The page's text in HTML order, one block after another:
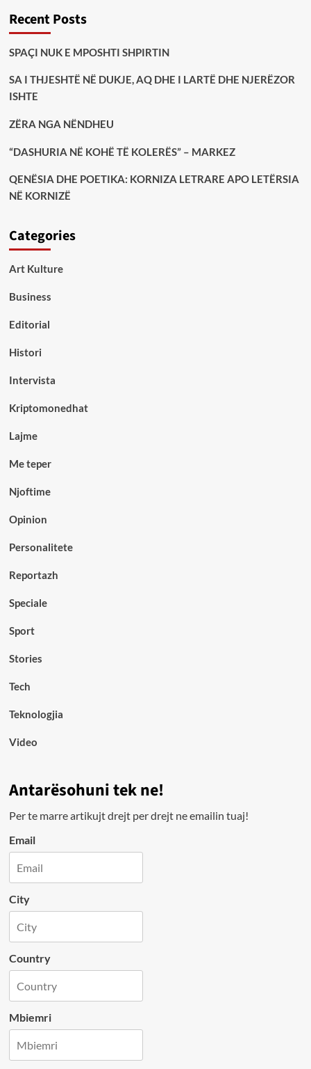
Recent Posts
SPAÇI NUK E MPOSHTI SHPIRTIN
SA I THJESHTË NË DUKJE, AQ DHE I LARTË DHE NJERËZOR
ISHTE
ZËRA NGA NËNDHEU
“DASHURIA NË KOHË TË KOLERËS” – MARKEZ
QENËSIA DHE POETIKA: KORNIZA LETRARE APO LETËRSIA
NË KORNIZË
Categories
Art Kulture
Business
Editorial
Histori
Intervista
Kriptomonedhat
Lajme
Me teper
Njoftime
Opinion
Personalitete
Reportazh
Speciale
Sport
Stories
Tech
Teknologjia
Video
Antarësohuni tek ne!
Per te marre artikujt drejt per drejt ne emailin tuaj!
Email
City
Country
Mbiemri